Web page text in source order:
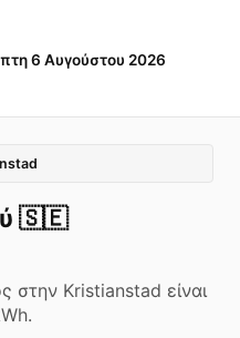
6 Αυγούστου 2026
🇸🇪
στην Kristianstad είναι